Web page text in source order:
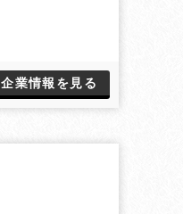
企業情報を見る